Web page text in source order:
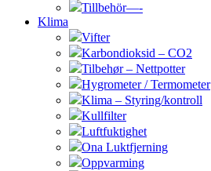
Tillbehör—-
Klima
Vifter
Karbondioksid – CO2
Tilbehør – Nettpotter
Hygrometer / Termometer
Klima – Styring/kontroll
Kullfilter
Luftfuktighet
Ona Luktfjerning
Oppvarming